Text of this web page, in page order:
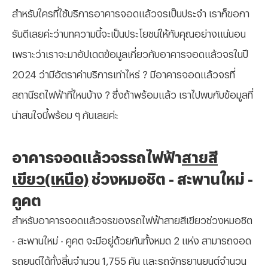
สำหรับใครที่ใช้บริการอาคารจอดแล้วจรเป็นประจำ เราก็ขอกา
รันตีเลยค่ะว่าบทความนี้จะเป็นประโยชน์ให้กับคุณอย่างแน่นอน
เพราะว่าเราจะมาอัปเดตข้อมูลเกี่ยวกับอาคารจอดแล้วจรในปี
2024 ว่ามีอัตราค่าบริการเท่าไหร่ ? มีอาคารจอดแล้วจรที่
สถานีรถไฟฟ้าที่ไหนบ้าง ? ซึ่งถ้าพร้อมแล้ว เราไปพบกับข้อมูลที่
น่าสนใจนี้พร้อม ๆ กันเลยค่ะ
อาคารจอดแล้วจรรถไฟฟ้าสายสี
เขียว(เหนือ) ช่วงหมอชิต - สะพานใหม่ -
คูคต
สำหรับอาคารจอดแล้วจรของรถไฟฟ้าสายสีเขียวช่วงหมอชิต
- สะพานใหม่ - คูคต จะมีอยู่ด้วยกันทั้งหมด 2 แห่ง สามารถจอด
รถยนต์ได้ทั้งสิ้นจำนวน 1 ,755 คัน และรถจักรยานยนต์จำนวน